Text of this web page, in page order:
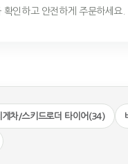
확인하고 안전하게 주문하세요.
게차/스키드로더 타이어(34)